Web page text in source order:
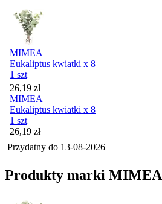
MIMEA
Eukaliptus kwiatki x 8
1 szt
Cena
26,19 zł
MIMEA
Eukaliptus kwiatki x 8
1 szt
Cena
26,19 zł
Przydatny do 13-08-2026
Produkty marki MIMEA